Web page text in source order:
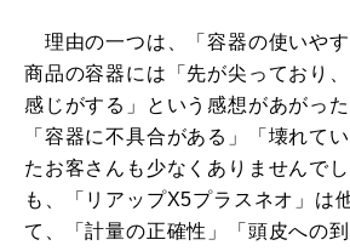
理由の一つは、「容器の使いや
商品の容器には「先が尖っており
感じがする」という感想があがっ
「容器に不具合がある」「壊れて
たお客さんも少なくありませんで
も、「リアップX5プラスネオ」は
て、「計量の正確性」「頭皮への